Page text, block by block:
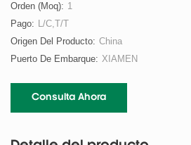
Orden (moq): 1
Pago: L/C,T/T
Origen Del Producto: China
Puerto De Embarque: XIAMEN
Consulta Ahora